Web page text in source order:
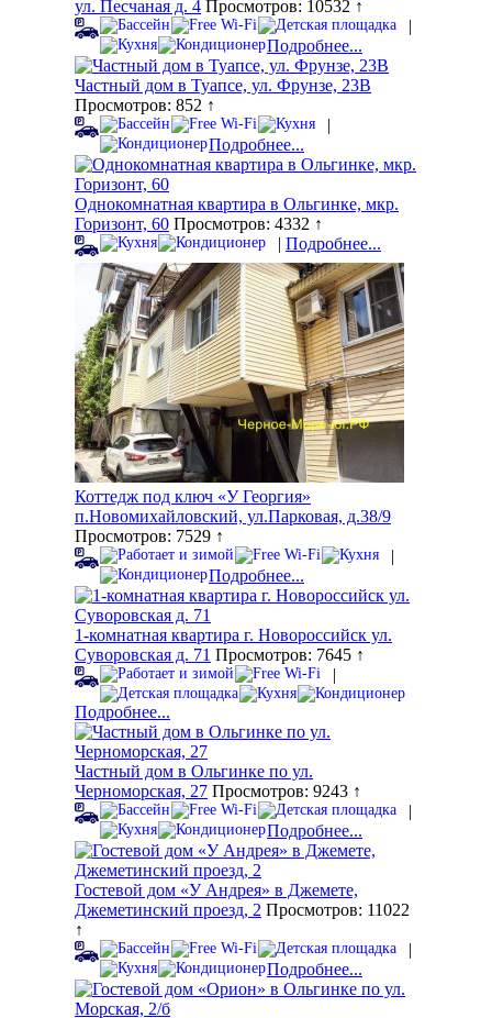
ул. Песчаная д. 4 Просмотров: 10532 ↑
|
Подробнее...
Частный дом в Туапсе, ул. Фрунзе, 23В
Просмотров: 852 ↑
|
Подробнее...
Однокомнатная квартира в Ольгинке, мкр.
Горизонт, 60 Просмотров: 4332 ↑
| Подробнее...
Коттедж под ключ «У Георгия»
п.Новомихайловский, ул.Парковая, д.38/9
Просмотров: 7529 ↑
|
Подробнее...
1-комнатная квартира г. Новороссийск ул.
Суворовская д. 71 Просмотров: 7645 ↑
|
Подробнее...
Частный дом в Ольгинке по ул.
Черноморская, 27 Просмотров: 9243 ↑
|
Подробнее...
Гостевой дом «У Андрея» в Джемете,
Джеметинский проезд, 2 Просмотров: 11022
↑
|
Подробнее...